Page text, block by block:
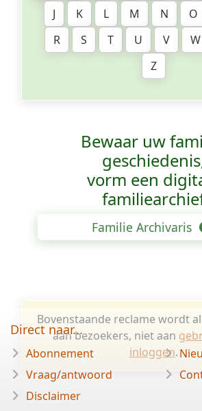
J
K L M N O
R
S T U V W
Z
Bewaar uw
vorm een
Familie Archivaris
Bovenstaande reclame wordt
aan bezoekers, niet aan
inloggen.
Direct naar...
Abonnement
Vraag/antwoord
Disclaimer